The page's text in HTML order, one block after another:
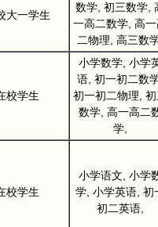
大一学生
数学, 初三数学,
一高二数学, 高
二物理, 高三数
校学生
小学数学, 小学
语, 初一初二数
初一初二物理,
数学, 高一高二
学,
校学生
小学语文, 小学
学, 小学英语, 初
初二英语,